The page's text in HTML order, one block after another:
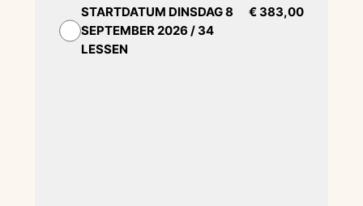
STARTDATUM DINSDAG 8
SEPTEMBER 2026 / 34
LESSEN
€ 383,00